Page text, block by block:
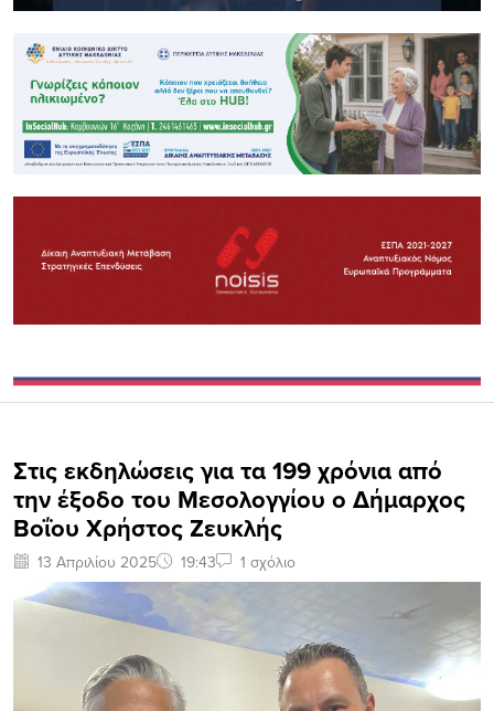
Στις εκδηλώσεις για τα 199 χρόνια από
την έξοδο του Μεσολογγίου ο Δήμαρχος
Βοΐου Χρήστος Ζευκλής
13 Απριλίου 2025 19:43 1 σχόλιο